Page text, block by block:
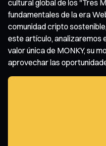
cultural global de los "Tres
fundamentales de la era
comunidad cripto
este artículo, analizaremos
valor única de MONKY, su
aprovechar las